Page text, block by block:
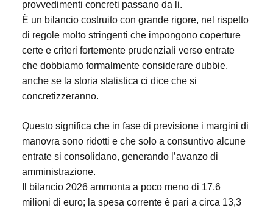
provvedimenti concreti passano da li.
È un bilancio costruito con grande rigore, nel rispetto
di regole molto stringenti che impongono coperture
certe e criteri fortemente prudenziali verso entrate
che dobbiamo formalmente considerare dubbie,
anche se la storia statistica ci dice che si
concretizzeranno.
Questo significa che in fase di previsione i margini di
manovra sono ridotti e che solo a consuntivo alcune
entrate si consolidano, generando l’avanzo di
amministrazione.
Il bilancio 2026 ammonta a poco meno di 17,6
milioni di euro; la spesa corrente è pari a circa 13,3